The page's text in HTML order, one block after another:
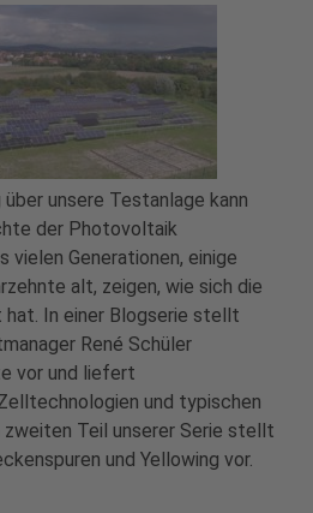
über unsere Testanlage kann
der Photovoltaik
vielen Generationen, einige
alt, zeigen, wie sich die
hat. In einer Blogserie stellt
René Schüler
vor und liefert
und typischen
Teil unserer Serie stellt
und Yellowing vor.